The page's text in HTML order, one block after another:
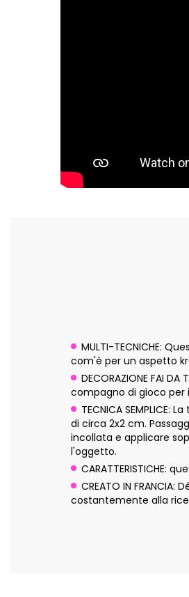
MULTI-TECNICHE:
com'è per un aspetto
DECORAZIONE FAI
compagno di gioco per
TECNICA
di circa 2x2 cm.
incollata e applicare
l'oggetto.
CARATTERISTICHE:
CREATO IN
costantemente alla